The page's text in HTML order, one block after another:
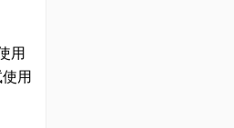
用
用